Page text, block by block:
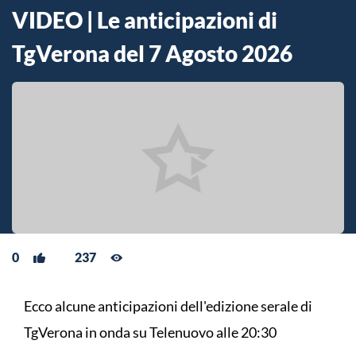
VIDEO | Le anticipazioni di
TgVerona del 7 Agosto 2026
0 237
Ecco alcune anticipazioni dell'edizione serale di
TgVerona in onda su Telenuovo alle 20:30